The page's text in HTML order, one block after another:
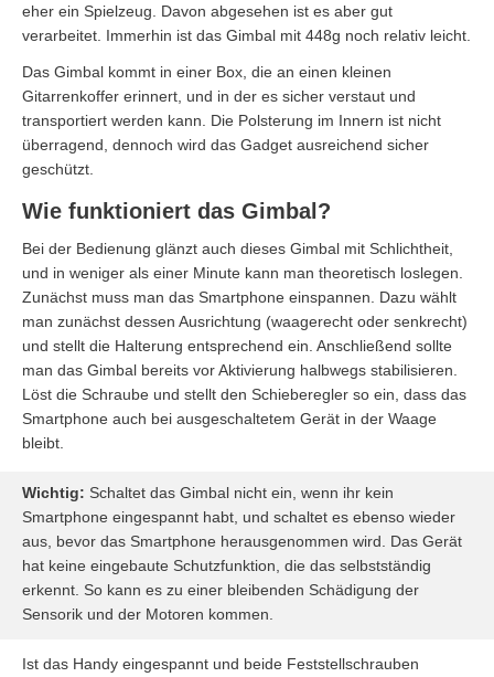
eher ein Spielzeug. Davon abgesehen ist es aber gut
verarbeitet. Immerhin ist das Gimbal mit 448g noch relativ leicht.
Das Gimbal kommt in einer Box, die an einen kleinen
Gitarrenkoffer erinnert, und in der es sicher verstaut und
transportiert werden kann. Die Polsterung im Innern ist nicht
überragend, dennoch wird das Gadget ausreichend sicher
geschützt.
Wie funktioniert das Gimbal?
Bei der Bedienung glänzt auch dieses Gimbal mit Schlichtheit,
und in weniger als einer Minute kann man theoretisch loslegen.
Zunächst muss man das Smartphone einspannen. Dazu wählt
man zunächst dessen Ausrichtung (waagerecht oder senkrecht)
und stellt die Halterung entsprechend ein. Anschließend sollte
man das Gimbal bereits vor Aktivierung halbwegs stabilisieren.
Löst die Schraube und stellt den Schieberegler so ein, dass das
Smartphone auch bei ausgeschaltetem Gerät in der Waage
bleibt.
Wichtig: Schaltet das Gimbal nicht ein, wenn ihr kein
Smartphone eingespannt habt, und schaltet es ebenso wieder
aus, bevor das Smartphone herausgenommen wird. Das Gerät
hat keine eingebaute Schutzfunktion, die das selbstständig
erkennt. So kann es zu einer bleibenden Schädigung der
Sensorik und der Motoren kommen.
Ist das Handy eingespannt und beide Feststellschrauben